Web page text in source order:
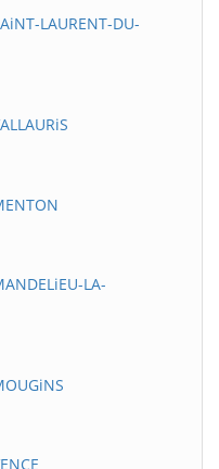
LAURENT-DU-
LA-